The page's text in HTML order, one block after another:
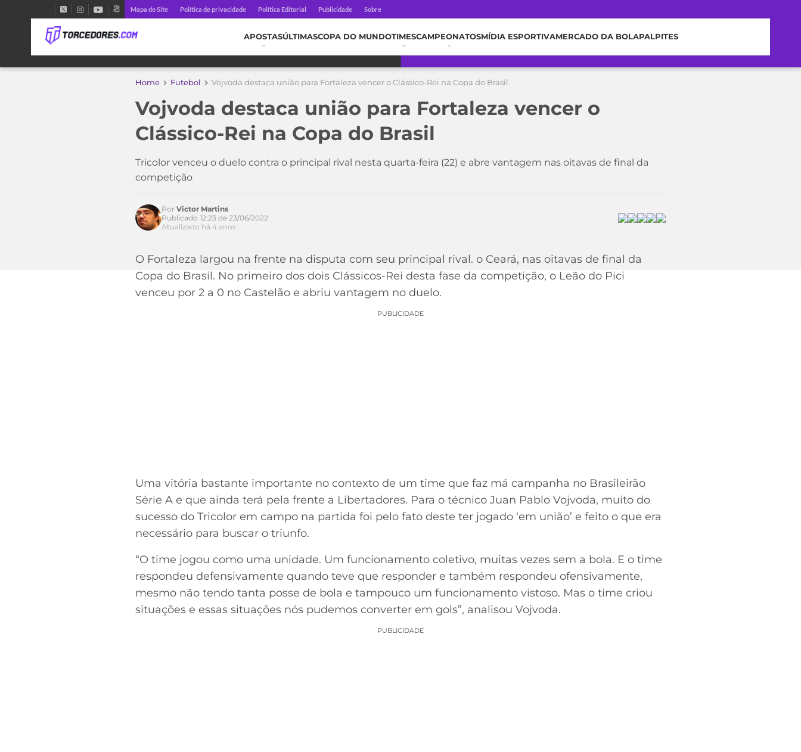
Mapa do Site Política de privacidade Política Editorial Publicidade Sobre
APOSTASÚLTIMASCOPA DO MUNDOTIMESCAMPEONATOSMÍDIA ESPORTIVAMERCADO DA BOLAPALPITES
Home Futebol Vojvoda destaca união para Fortaleza vencer o Clássico-Rei na Copa do Brasil
Vojvoda destaca união para Fortaleza vencer o
Clássico-Rei na Copa do Brasil
Tricolor venceu o duelo contra o principal rival nesta quarta-feira (22) e abre vantagem nas oitavas de final da
competição
Por Victor Martins
Publicado 12:23 de 23/06/2022
Atualizado há 4 anos
O Fortaleza largou na frente na disputa com seu principal rival. o Ceará, nas oitavas de final da
Copa do Brasil. No primeiro dos dois Clássicos-Rei desta fase da competição, o Leão do Pici
venceu por 2 a 0 no Castelão e abriu vantagem no duelo.
PUBLICIDADE
Uma vitória bastante importante no contexto de um time que faz má campanha no Brasileirão
Série A e que ainda terá pela frente a Libertadores. Para o técnico Juan Pablo Vojvoda, muito do
sucesso do Tricolor em campo na partida foi pelo fato deste ter jogado ‘em união’ e feito o que era
necessário para buscar o triunfo.
“O time jogou como uma unidade. Um funcionamento coletivo, muitas vezes sem a bola. E o time
respondeu defensivamente quando teve que responder e também respondeu ofensivamente,
mesmo não tendo tanta posse de bola e tampouco um funcionamento vistoso. Mas o time criou
situações e essas situações nós pudemos converter em gols”, analisou Vojvoda.
PUBLICIDADE